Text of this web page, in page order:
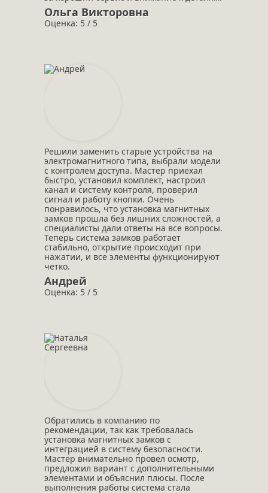
Ольга Викторовна
Оценка: 5 / 5
Решили заменить старые устройства на
электромагнитного типа, выбрали модели
с контролем доступа. Мастер приехал
быстро, установил комплект, настроил
канал и систему контроля, проверил
сигнал и работу кнопки. Очень
понравилось, что установка магнитных
замков прошла без лишних сложностей, а
специалисты дали ответы на все вопросы.
Теперь система замков работает
стабильно, открытие происходит при
нажатии, и все элементы функционируют
четко.
Андрей
Оценка: 5 / 5
Обратились в компанию по
рекомендации, так как требовалась
установка магнитных замков с
интеграцией в систему безопасности.
Мастер внимательно провел осмотр,
предложил вариант с дополнительными
элементами и объяснил плюсы. После
выполнения работы система стала